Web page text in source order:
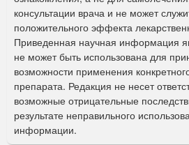
м
а
п
о
и
с
к
консультации врача и не может
положительного эффекта
Приведенная научная информация
не может быть использована для
возможности применения
препарата. Редакция не несет
возможные отрицательные
результате неправильного
информации.